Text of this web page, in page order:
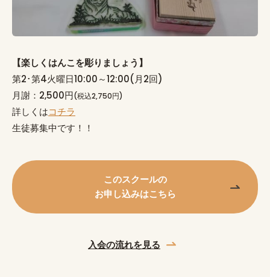
【楽しくはんこを彫りましょう】
第2･第4火曜日10:00～12:00(月2回)
月謝：2,500円(税込2,750円)
詳しくはコチラ
生徒募集中です！！
このスクールの
お申し込みはこちら
入会の流れを見る